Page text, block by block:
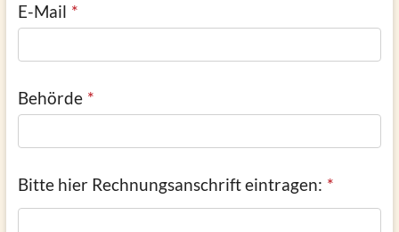
E-Mail
Behörde
Bitte hier Rechnungsanschrift eintragen: